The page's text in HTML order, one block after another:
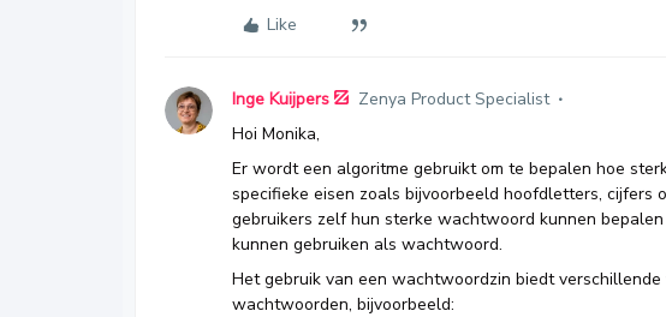
Like
Inge Kuijpers Zenya Product Specialist
Hoi Monika,
Er wordt een algoritme gebruikt om te bepalen hoe
specifieke eisen zoals bijvoorbeeld hoofdletters, cijfers
gebruikers zelf hun sterke wachtwoord kunnen
kunnen gebruiken als wachtwoord.
Het gebruik van een wachtwoordzin biedt
wachtwoorden, bijvoorbeeld: